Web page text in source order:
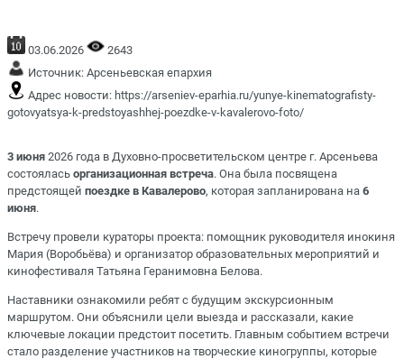
03.06.2026
2643
Источник: Арсеньевская епархия
Адрес новости: https://arseniev-eparhia.ru/yunye-kinematografisty-
gotovyatsya-k-predstoyashhej-poezdke-v-kavalerovo-foto/
3 июня 2026 года в Духовно-просветительском центре г. Арсеньева
состоялась организационная встреча. Она была посвящена
предстоящей поездке в Кавалерово, которая запланирована на 6
июня.
Встречу провели кураторы проекта: помощник руководителя инокиня
Мария (Воробьёва) и организатор образовательных мероприятий и
кинофестиваля Татьяна Геранимовна Белова.
Наставники ознакомили ребят с будущим экскурсионным
маршрутом. Они объяснили цели выезда и рассказали, какие
ключевые локации предстоит посетить. Главным событием встречи
стало разделение участников на творческие киногруппы, которые